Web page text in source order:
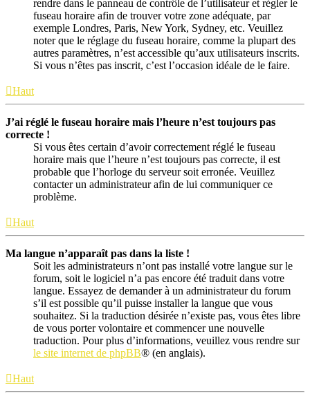
rendre dans le panneau de contrôle de l’utilisateur et régler le
fuseau horaire afin de trouver votre zone adéquate, par
exemple Londres, Paris, New York, Sydney, etc. Veuillez
noter que le réglage du fuseau horaire, comme la plupart des
autres paramètres, n’est accessible qu’aux utilisateurs inscrits.
Si vous n’êtes pas inscrit, c’est l’occasion idéale de le faire.
Haut
J’ai réglé le fuseau horaire mais l’heure n’est toujours pas
correcte !
Si vous êtes certain d’avoir correctement réglé le fuseau
horaire mais que l’heure n’est toujours pas correcte, il est
probable que l’horloge du serveur soit erronée. Veuillez
contacter un administrateur afin de lui communiquer ce
problème.
Haut
Ma langue n’apparaît pas dans la liste !
Soit les administrateurs n’ont pas installé votre langue sur le
forum, soit le logiciel n’a pas encore été traduit dans votre
langue. Essayez de demander à un administrateur du forum
s’il est possible qu’il puisse installer la langue que vous
souhaitez. Si la traduction désirée n’existe pas, vous êtes libre
de vous porter volontaire et commencer une nouvelle
traduction. Pour plus d’informations, veuillez vous rendre sur
le site internet de phpBB® (en anglais).
Haut